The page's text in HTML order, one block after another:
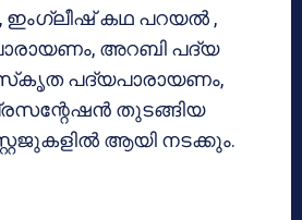
ഇംഗ്ലീഷ് കഥ പറയല്‍ ,
അറബി പദ്യ
പദ്യപാരായണം,
തുടങ്ങിയ
ആയി നടക്കും.